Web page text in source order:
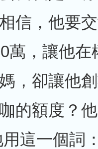
信，他要
萬，讓他在
，卻讓他
的額度？
這一個詞